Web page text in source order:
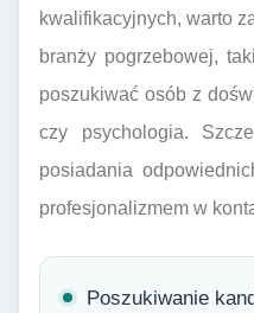
kwalifikacyjnych, warto
branży pogrzebowej,
poszukiwać osób z
czy psychologia.
posiadania
profesjonalizmem w
Poszukiwanie